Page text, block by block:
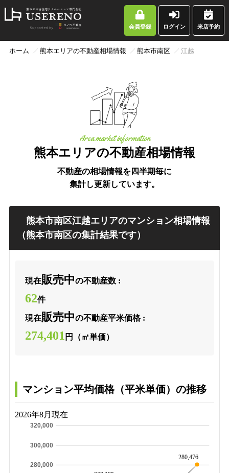
会員登録 ログイン 来店予約
ホーム 熊本エリアの不動産相場情報 熊本市南区 江越
熊本エリアの不動産相場情報
Area market information
不動産の相場情報を四半期毎に
集計し更新しています。
熊本市南区江越エリアのマンション相場情報
（熊本市南区の集計結果です）
現在販売中の不動産数 :
62件
現在販売中の不動産平米価格 :
274,401 円（㎡単価）
マンション平均価格（平米単価）の推移
2026年8月現在
280,000
300,000
320,000
280,476